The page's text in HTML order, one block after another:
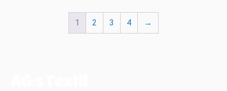
1 2 3 4 →